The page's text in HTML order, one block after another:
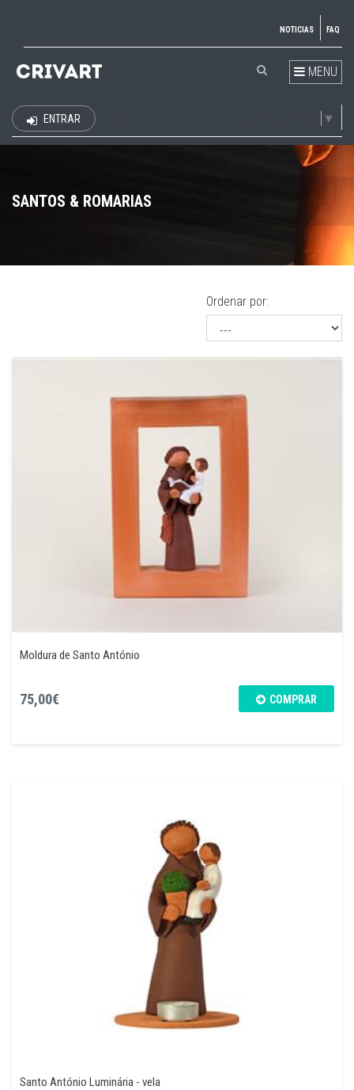
NOTICIAS FAQ
MENU
▼
ENTRAR
SANTOS & ROMARIAS
Ordenar por:
Moldura de Santo António
75,00€ COMPRAR
Santo António Luminária - vela